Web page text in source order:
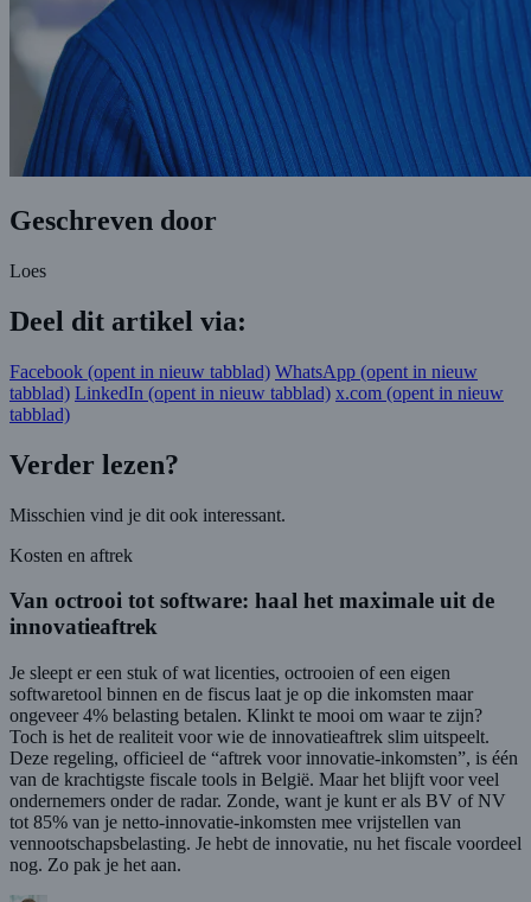
Geschreven door
Loes
Deel dit artikel via:
Facebook (opent in nieuw tabblad) WhatsApp (opent in nieuw
tabblad) LinkedIn (opent in nieuw tabblad) x.com (opent in nieuw
tabblad)
Verder lezen?
Misschien vind je dit ook interessant.
Kosten en aftrek
Van octrooi tot software: haal het maximale uit de
innovatieaftrek
Je sleept er een stuk of wat licenties, octrooien of een eigen
softwaretool binnen en de fiscus laat je op die inkomsten maar
ongeveer 4% belasting betalen. Klinkt te mooi om waar te zijn?
Toch is het de realiteit voor wie de innovatieaftrek slim uitspeelt.
Deze regeling, officieel de “aftrek voor innovatie-inkomsten”, is één
van de krachtigste fiscale tools in België. Maar het blijft voor veel
ondernemers onder de radar. Zonde, want je kunt er als BV of NV
tot 85% van je netto-innovatie-inkomsten mee vrijstellen van
vennootschapsbelasting. Je hebt de innovatie, nu het fiscale voordeel
nog. Zo pak je het aan.